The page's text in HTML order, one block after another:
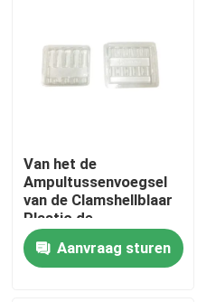
Huis
Producten
Van het de
Ampultussenvoegsel
van de Clamshellblaar
Plastic de
Verpakkingsdienbladen
1ml Aanvraag sturen